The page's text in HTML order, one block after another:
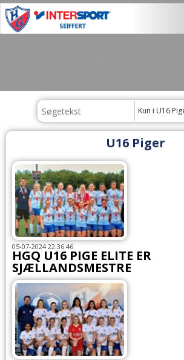
Kun i U16
U16 Piger
05-07-2024 22:36:46
HGQ U16 PIGE ELITE ER
SJÆLLANDSMESTRE